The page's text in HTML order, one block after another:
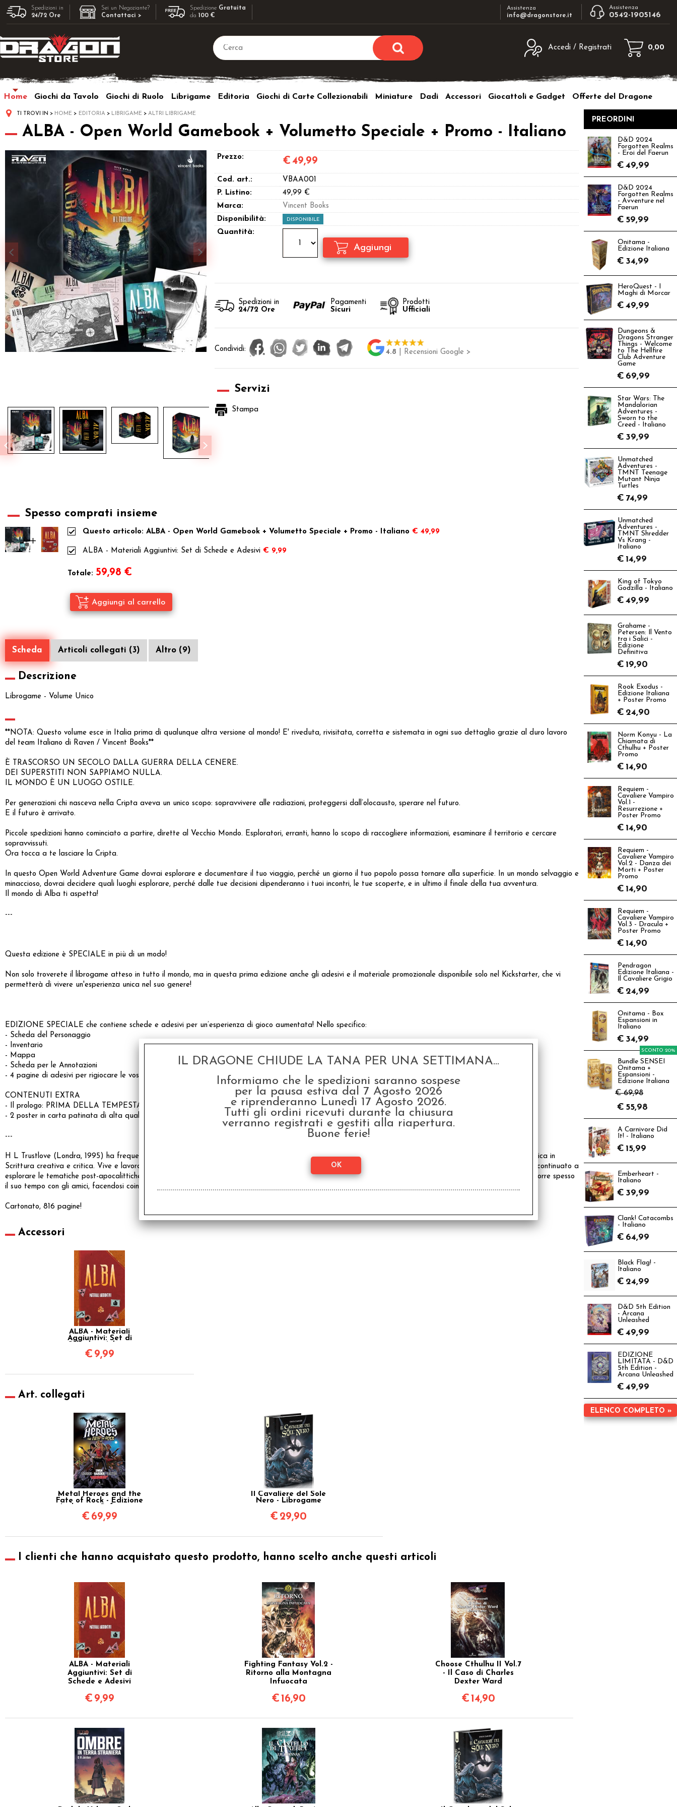
Spedizioni in
24/72 Ore
Sei un Negoziante?
Contattaci >
Spedizione Gratuita
da100 €
Assistenza
info@dragonstore.it
Assistenza
0542-1905146
Accedi / Registrati
utente e la password e poi clicca sul
Nome utente:
Password:
sito clicca sul pulsante "Registrati"
0,00
Home Giochi da Tavolo Giochi di Ruolo Librigame Editoria Giochi di Carte Collezionabili Miniature Dadi Accessori Giocattoli e Gadget Offerte del Dragone
TI TROVI IN HOME EDITORIA LIBRIGAME ALTRI LIBRIGAME
ALBA - Open World Gamebook + Volumetto Speciale + Promo - Italiano
Prezzo: €49,99
Cod. art.:
VBAA001
P. Listino:
49,99 €
Marca:
Vincent Books
Disponibilità:
DISPONIBILE
Quantità:
Spedizioni in
24/72 Ore
Pagamenti
Sicuri
Prodotti
Ufficiali
Condividi: 4.8 | Recensioni Google >
Servizi
Stampa
Spesso comprati insieme
Questo articolo: ALBA - Open World Gamebook + Volumetto Speciale + Promo - Italiano € 49,99
ALBA - Materiali Aggiuntivi: Set di Schede e Adesivi € 9,99
Totale: 59,98 €
Scheda Articoli collegati (3) Altro (9)
Descrizione
Librogame - Volume Unico
**NOTA: Questo volume esce in Italia prima di qualunque altra versione al mondo! E' riveduta, rivisitata, corretta e sistemata in ogni suo dettaglio grazie al duro lavoro
del team Italiano di Raven / Vincent Books**
È TRASCORSO UN SECOLO DALLA GUERRA DELLA CENERE.
DEI SUPERSTITI NON SAPPIAMO NULLA.
IL MONDO È UN LUOGO OSTILE.
Per generazioni chi nasceva nella Cripta aveva un unico scopo: sopravvivere alle radiazioni, proteggersi dall’olocausto, sperare nel futuro.
E il futuro è arrivato.
Piccole spedizioni hanno cominciato a partire, dirette al Vecchio Mondo. Esploratori, erranti, hanno lo scopo di raccogliere informazioni, esaminare il territorio e cercare
sopravvissuti.
Ora tocca a te lasciare la Cripta.
In questo Open World Adventure Game dovrai esplorare e documentare il tuo viaggio, perché un giorno il tuo popolo possa tornare alla superficie. In un mondo selvaggio e
minaccioso, dovrai decidere quali luoghi esplorare, perché dalle tue decisioni dipenderanno i tuoi incontri, le tue scoperte, e in ultimo il finale della tua avventura.
Il mondo di Alba ti aspetta!
---
Questa edizione è SPECIALE in più di un modo!
Non solo troverete il librogame atteso in tutto il mondo, ma in questa prima edizione anche gli adesivi e il materiale promozionale disponibile solo nel Kickstarter, che vi
permetterà di vivere un'esperienza unica nel suo genere!
EDIZIONE SPECIALE che contiene schede e adesivi per un’esperienza di gioco aumentata! Nello specifico:
- Scheda del Personaggio
- Inventario
- Mappa
- Scheda per le Annotazioni
- 4 pagine di adesivi per rigiocare le vostre avventure
CONTENUTI EXTRA
- Il prologo: PRIMA DELLA TEMPESTA, un libretto a parte di 32 pagine!
- 2 poster in carta patinata di alta qualità!
---
H L Trustlove (Londra, 1995) ha frequentato la University of Winchester e ha conseguito una laurea di primo livello in Scrittura creativa e una laurea specialistica in
Scrittura creativa e critica. Vive e lavora nel sud dell’Inghilterra, dove divide il suo tempo tra poesia e gamebook d’avventura. Dopo il suo esordio con Alba ha continuato a
esplorare le tematiche post-apocalittiche con Wasteland, per la serie Savage Realms Gamebooks, e ha recitato monologhi per English Heritage e la BBC. Trascorre spesso
il suo tempo con gli amici, facendosi coinvolgere fin troppo nei giochi di ruolo.
Cartonato, 816 pagine!
Accessori
ALBA - Materiali
Aggiuntivi: Set di
€ 9,99
Art. collegati
Metal Heroes and the
Fate of Rock - Edizione
Esclusivo
€ 69,99
Il Cavaliere del Sole
Nero - Librogame
€ 29,90
I clienti che hanno acquistato questo prodotto, hanno scelto anche questi articoli
ALBA - Materiali
Aggiuntivi: Set di
Schede e Adesivi
€ 9,99
Fighting Fantasy Vol.2 -
Ritorno alla Montagna
Infuocata
€ 16,90
Choose Cthulhu II Vol.7
- Il Caso di Charles
Dexter Ward
€ 14,90
PREORDINI
D&D 2024
Forgotten Realms
- Eroi del Faerun
€ 49,99
D&D 2024
Forgotten Realms
- Avventure nel
Faerun
€ 59,99
Onitama -
Edizione Italiana
€ 34,99
HeroQuest - I
Maghi di Morcar
€ 49,99
Dungeons &
Dragons Stranger
Things - Welcome
to The Hellfire
Club Adventure
Game
€ 69,99
Star Wars: The
Mandalorian
Adventures -
Sworn to the
Creed - Italiano
€ 39,99
Unmatched
Adventures -
TMNT Teenage
Mutant Ninja
Turtles
€ 74,99
Unmatched
Adventures -
TMNT Shredder
Vs Krang -
Italiano
€ 14,99
King of Tokyo
Godzilla - Italiano
€ 49,99
Grahame -
Petersen: Il Vento
tra i Salici -
Edizione
Definitiva
€ 19,90
Rook Exodus -
Edizione Italiana
+ Poster Promo
€ 24,90
Norm Konyu - La
Chiamata di
Cthulhu + Poster
Promo
€ 14,90
Requiem -
Cavaliere Vampiro
Vol.1 -
Resurrezione +
Poster Promo
€ 14,90
Requiem -
Cavaliere Vampiro
Vol.2 - Danza dei
Morti + Poster
Promo
€ 14,90
Requiem -
Cavaliere Vampiro
Vol.3 - Dracula +
Poster Promo
€ 14,90
Pendragon
Edizione Italiana -
Il Cavaliere Grigio
€ 24,99
Onitama - Box
Espansioni in
Italiano
€ 34,99
Bundle SENSEI
Onitama +
Espansioni -
Edizione Italiana
€ 69,98
SCONTO 20%
€ 55,98
A Carnivore Did
It! - Italiano
€ 15,99
Emberheart -
Italiano
€ 39,99
Clank! Catacombs
- Italiano
€ 64,99
Black Flag! -
Italiano
€ 24,99
D&D 5th Edition
- Arcana
Unleashed
€ 49,99
EDIZIONE
LIMITATA - D&D
5th Edition -
Arcana Unleashed
€ 49,99
ELENCO COMPLETO »
IL DRAGONE CHIUDE LA TANA PER UNA SETTIMANA...
Informiamo che le spedizioni saranno sospese
per la pausa estiva dal 7 Agosto 2026
e riprenderanno Lunedì 17 Agosto 2026.
Tutti gli ordini ricevuti durante la chiusura
verranno registrati e gestiti alla riapertura.
Buone ferie!